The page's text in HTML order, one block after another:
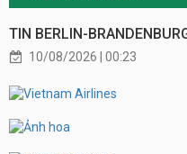
TIN BERLIN-
10/08/2026 | 00:23